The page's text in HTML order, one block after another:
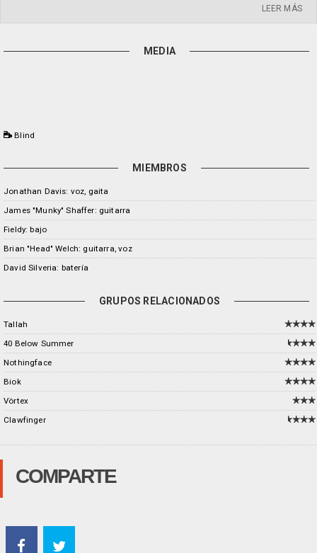
LEER MÁS
MEDIA
Blind
MIEMBROS
Jonathan Davis: voz, gaita
James "Munky" Shaffer: guitarra
Fieldy: bajo
Brian "Head" Welch: guitarra, voz
David Silveria: batería
GRUPOS RELACIONADOS
Tallah
40 Below Summer
Nothingface
Biok
Vörtex
Clawfinger
COMPARTE